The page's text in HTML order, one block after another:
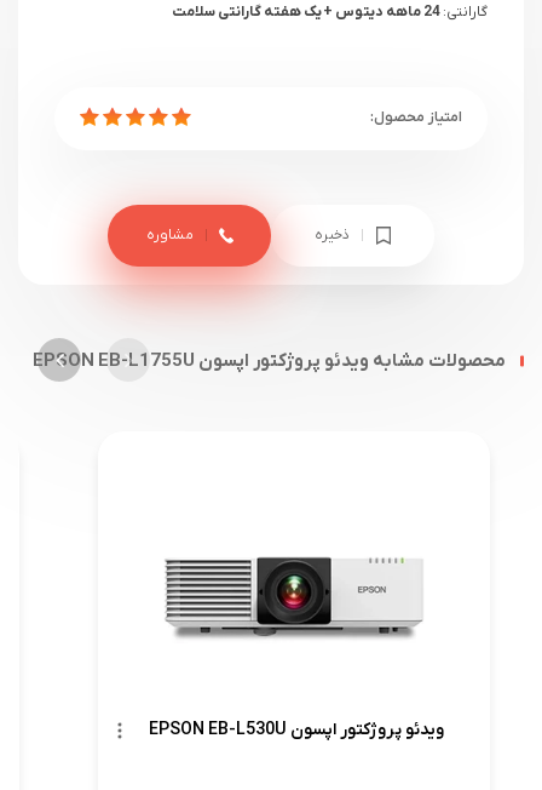
گارانتی:
ذخیره مشاوره
محصولات مشابه ویدئو پروژکتور اپسون EPSON EB-L1755U
ویدئو پروژکتور اپسون EPSON EB-L530U